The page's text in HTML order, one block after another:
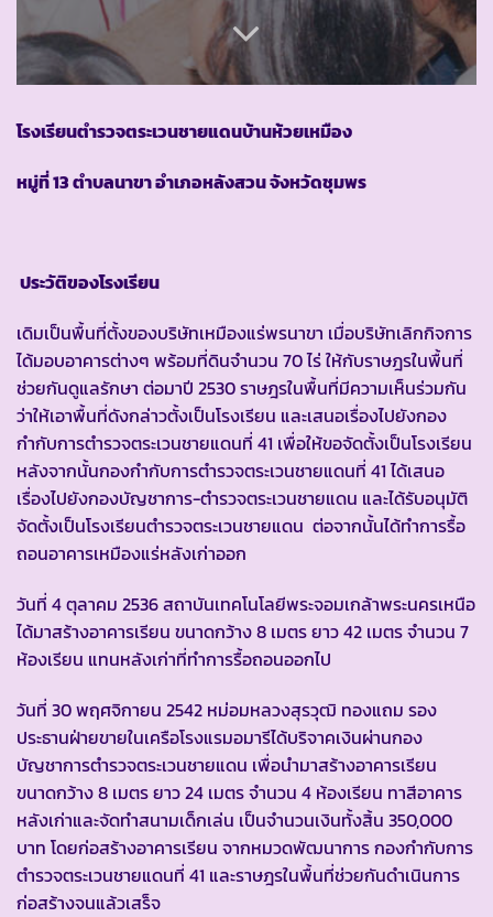
โรงเรียนตำรวจตระเวนชายแดนบ้านห้วยเหมือง
หมู่ที่ 13 ตำบลนาขา อำเภอหลังสวน จังหวัดชุมพร
ประวัติของโรงเรียน
เดิมเป็นพื้นที่ตั้งของบริษัทเหมืองแร่พรนาขา เมื่อบริษัทเลิกกิจการ
ได้มอบอาคารต่างๆ พร้อมที่ดินจำนวน 70 ไร่ ให้กับราษฎรในพื้นที่
ช่วยกันดูแลรักษา ต่อมาปี 2530 ราษฎรในพื้นที่มีความเห็นร่วมกัน
ว่าให้เอาพื้นที่ดังกล่าวตั้งเป็นโรงเรียน และเสนอเรื่องไปยังกอง
กำกับการตำรวจตระเวนชายแดนที่ 41 เพื่อให้ขอจัดตั้งเป็นโรงเรียน
หลังจากนั้นกองกำกับการตำรวจตระเวนชายแดนที่ 41 ได้เสนอ
เรื่องไปยังกองบัญชาการ-ตำรวจตระเวนชายแดน และได้รับอนุมัติ
จัดตั้งเป็นโรงเรียนตำรวจตระเวนชายแดน ต่อจากนั้นได้ทำการรื้อ
ถอนอาคารเหมืองแร่หลังเก่าออก
วันที่ 4 ตุลาคม 2536 สถาบันเทคโนโลยีพระจอมเกล้าพระนครเหนือ
ได้มาสร้างอาคารเรียน ขนาดกว้าง 8 เมตร ยาว 42 เมตร จำนวน 7
ห้องเรียน แทนหลังเก่าที่ทำการรื้อถอนออกไป
วันที่ 30 พฤศจิกายน 2542 หม่อมหลวงสุรวุฒิ ทองแถม รอง
ประธานฝ่ายขายในเครือโรงแรมอมารีได้บริจาคเงินผ่านกอง
บัญชาการตำรวจตระเวนชายแดน เพื่อนำมาสร้างอาคารเรียน
ขนาดกว้าง 8 เมตร ยาว 24 เมตร จำนวน 4 ห้องเรียน ทาสีอาคาร
หลังเก่าและจัดทำสนามเด็กเล่น เป็นจำนวนเงินทั้งสิ้น 350,000
บาท โดยก่อสร้างอาคารเรียน จากหมวดพัฒนาการ กองกำกับการ
ตำรวจตระเวนชายแดนที่ 41 และราษฎรในพื้นที่ช่วยกันดำเนินการ
ก่อสร้างจนแล้วเสร็จ